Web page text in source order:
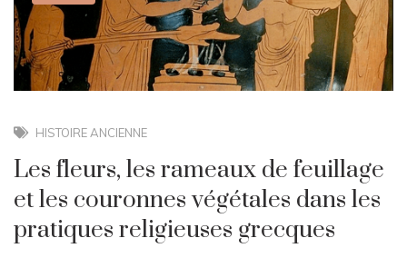
HISTOIRE ANCIENNE
Les fleurs, les rameaux de feuillage
et les couronnes végétales dans les
pratiques religieuses grecques